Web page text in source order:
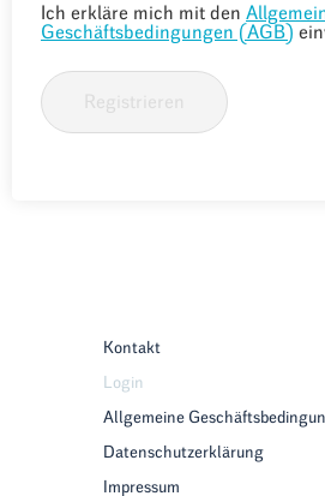
Ich erkläre mich mit den
Geschäftsbedingungen (AGB)
Registrieren
Kontakt
Login
Allgemeine
Datenschutzerklärung
Impressum